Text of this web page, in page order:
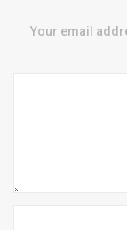
Your email